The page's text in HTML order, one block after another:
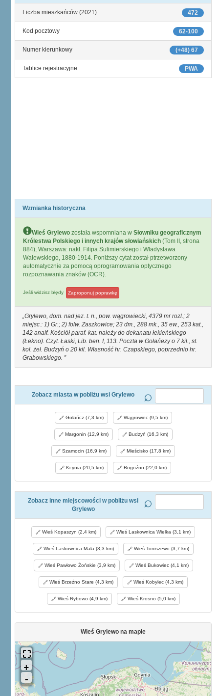
472
Liczba mieszkańców (2021)
62-100
Kod pocztowy
(+48) 67
Numer kierunkowy
PWA
Tablice rejestracyjne
Wzmianka historyczna
Wieś Grylewo została wspomniana w Słowniku geograficznym
Królestwa Polskiego i innych krajów słowiańskich (Tom II, strona
884), Warszawa: nakł. Filipa Sulimierskiego i Władysława
Walewskiego, 1880-1914. Poniższy cytat został ptrzetworzony
automatycznie za pomocą oprogramowania optycznego
rozpoznawania znaków (OCR).
Jeśli widzisz błędy Zaproponuj poprawkę
Grylewo, dom. nad jez. t. n., pow. wągrowiecki, 4379 mr rozl.; 2
miejsc.: 1) Gr.; 2) folw. Zaszkowice; 23 dm., 288 mk., 35 ew., 253 kat.,
142 analf. Kościół paraf. kat. należy do dekanatu łekieńskiego
(Łekno). Czyt. Łaski, Lib. ben. I, 113. Poczta w Gołańezy o 7 kil., st.
kol. żel. Budzyń o 20 kil. Własność hr. Czapskiego, poprzednio hr.
Grabowskiego.
Zobacz miasta w pobliżu wsi Grylewo
Gołańcz (7,3 km) Wągrowiec (9,5 km)
Margonin (12,9 km) Budzyń (16,3 km)
Szamocin (16,9 km) Mieścisko (17,8 km)
Kcynia (20,5 km) Rogoźno (22,0 km)
Zobacz inne miejscowości w pobliżu wsi
Grylewo
Wieś Kopaszyn (2,4 km) Wieś Laskownica Wielka (3,1 km)
Wieś Laskownica Mała (3,3 km) Wieś Toniszewo (3,7 km)
Wieś Pawłowo Żońskie (3,9 km) Wieś Bukowiec (4,1 km)
Wieś Brzeźno Stare (4,3 km) Wieś Kobylec (4,3 km)
Wieś Rybowo (4,9 km) Wieś Krosno (5,0 km)
Wieś Grylewo na mapie